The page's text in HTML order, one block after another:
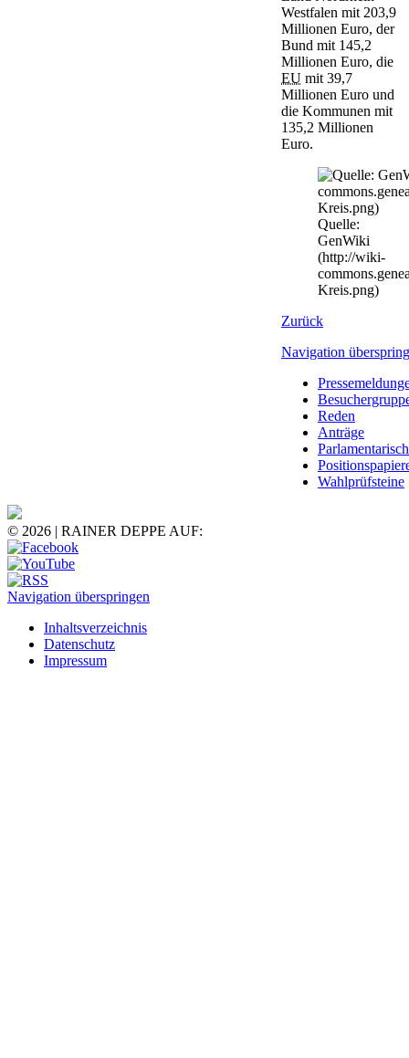
Westfalen mit 203,9
Millionen Euro, der
Bund mit 145,2
Millionen Euro, die
EU mit 39,7
Millionen Euro und
die Kommunen mit
135,2 Millionen
Euro.
Quelle:
GenWiki
(http://wiki-
Kreis.png)
Zurück
Navigation
Reden
Anträge
Wahlprüfsteine
© 2026 | RAINER DEPPE AUF:
Navigation überspringen
Inhaltsverzeichnis
Datenschutz
Impressum